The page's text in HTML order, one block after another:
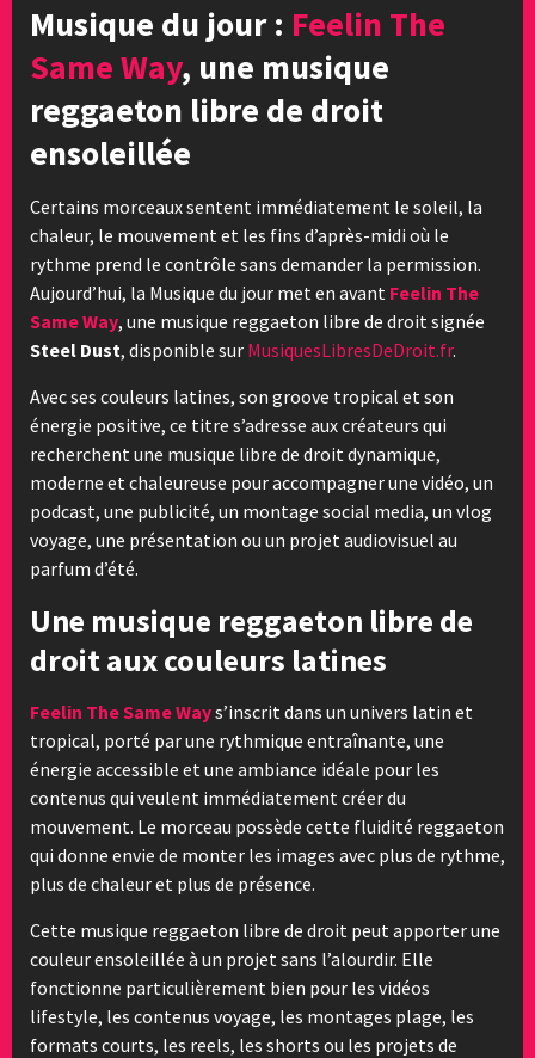
Musique du jour : Feelin The
Same Way, une musique
reggaeton libre de droit
ensoleillée
Certains morceaux sentent immédiatement le soleil, la
chaleur, le mouvement et les fins d’après-midi où le
rythme prend le contrôle sans demander la permission.
Aujourd’hui, la Musique du jour met en avant Feelin The
Same Way, une musique reggaeton libre de droit signée
Steel Dust, disponible sur MusiquesLibresDeDroit.fr.
Avec ses couleurs latines, son groove tropical et son
énergie positive, ce titre s’adresse aux créateurs qui
recherchent une musique libre de droit dynamique,
moderne et chaleureuse pour accompagner une vidéo, un
podcast, une publicité, un montage social media, un vlog
voyage, une présentation ou un projet audiovisuel au
parfum d’été.
Une musique reggaeton libre de
droit aux couleurs latines
Feelin The Same Ways’inscrit dans un univers latin et
tropical, porté par une rythmique entraînante, une
énergie accessible et une ambiance idéale pour les
contenus qui veulent immédiatement créer du
mouvement. Le morceau possède cette fluidité reggaeton
qui donne envie de monter les images avec plus de rythme,
plus de chaleur et plus de présence.
Cette musique reggaeton libre de droit peut apporter une
couleur ensoleillée à un projet sans l’alourdir. Elle
fonctionne particulièrement bien pour les vidéos
lifestyle, les contenus voyage, les montages plage, les
formats courts, les reels, les shorts ou les projets de